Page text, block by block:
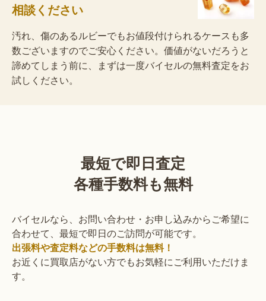
相談ください
汚れ、傷のあるルビーでもお値段付けられるケースも多
数ございますのでご安心ください。価値がないだろうと
諦めてしまう前に、まずは一度バイセルの無料査定をお
試しください。
最短で即日査定
各種手数料も無料
バイセルなら、お問い合わせ・お申し込みからご希望に
合わせて、最短で即日のご訪問が可能です。
出張料や査定料などの手数料は無料！
お近くに買取店がない方でもお気軽にご利用いただけま
す。